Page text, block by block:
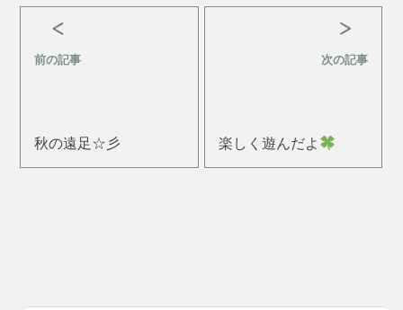
前の記事
秋の遠足☆彡
次の記事
楽しく遊んだよ